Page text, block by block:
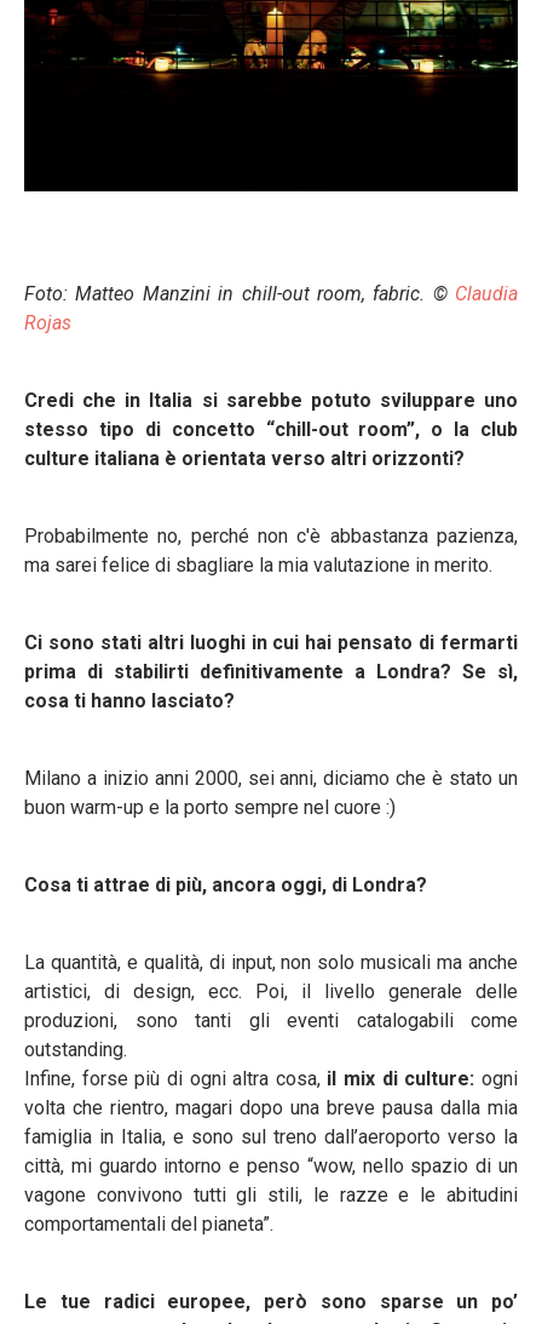
Foto: Matteo Manzini in chill-out room, fabric. © Claudia
Rojas
Credi che in Italia si sarebbe potuto sviluppare uno
stesso tipo di concetto “chill-out room”, o la club
culture italiana è orientata verso altri orizzonti?
Probabilmente no, perché non c'è abbastanza pazienza,
ma sarei felice di sbagliare la mia valutazione in merito.
Ci sono stati altri luoghi in cui hai pensato di fermarti
prima di stabilirti definitivamente a Londra? Se sì,
cosa ti hanno lasciato?
Milano a inizio anni 2000, sei anni, diciamo che è stato un
buon warm-up e la porto sempre nel cuore :)
Cosa ti attrae di più, ancora oggi, di Londra?
La quantità, e qualità, di input, non solo musicali ma anche
artistici, di design, ecc. Poi, il livello generale delle
produzioni, sono tanti gli eventi catalogabili come
outstanding.
Infine, forse più di ogni altra cosa, il mix di culture: ogni
volta che rientro, magari dopo una breve pausa dalla mia
famiglia in Italia, e sono sul treno dall’aeroporto verso la
città, mi guardo intorno e penso “wow, nello spazio di un
vagone convivono tutti gli stili, le razze e le abitudini
comportamentali del pianeta”.
Le tue radici europee, però sono sparse un po’